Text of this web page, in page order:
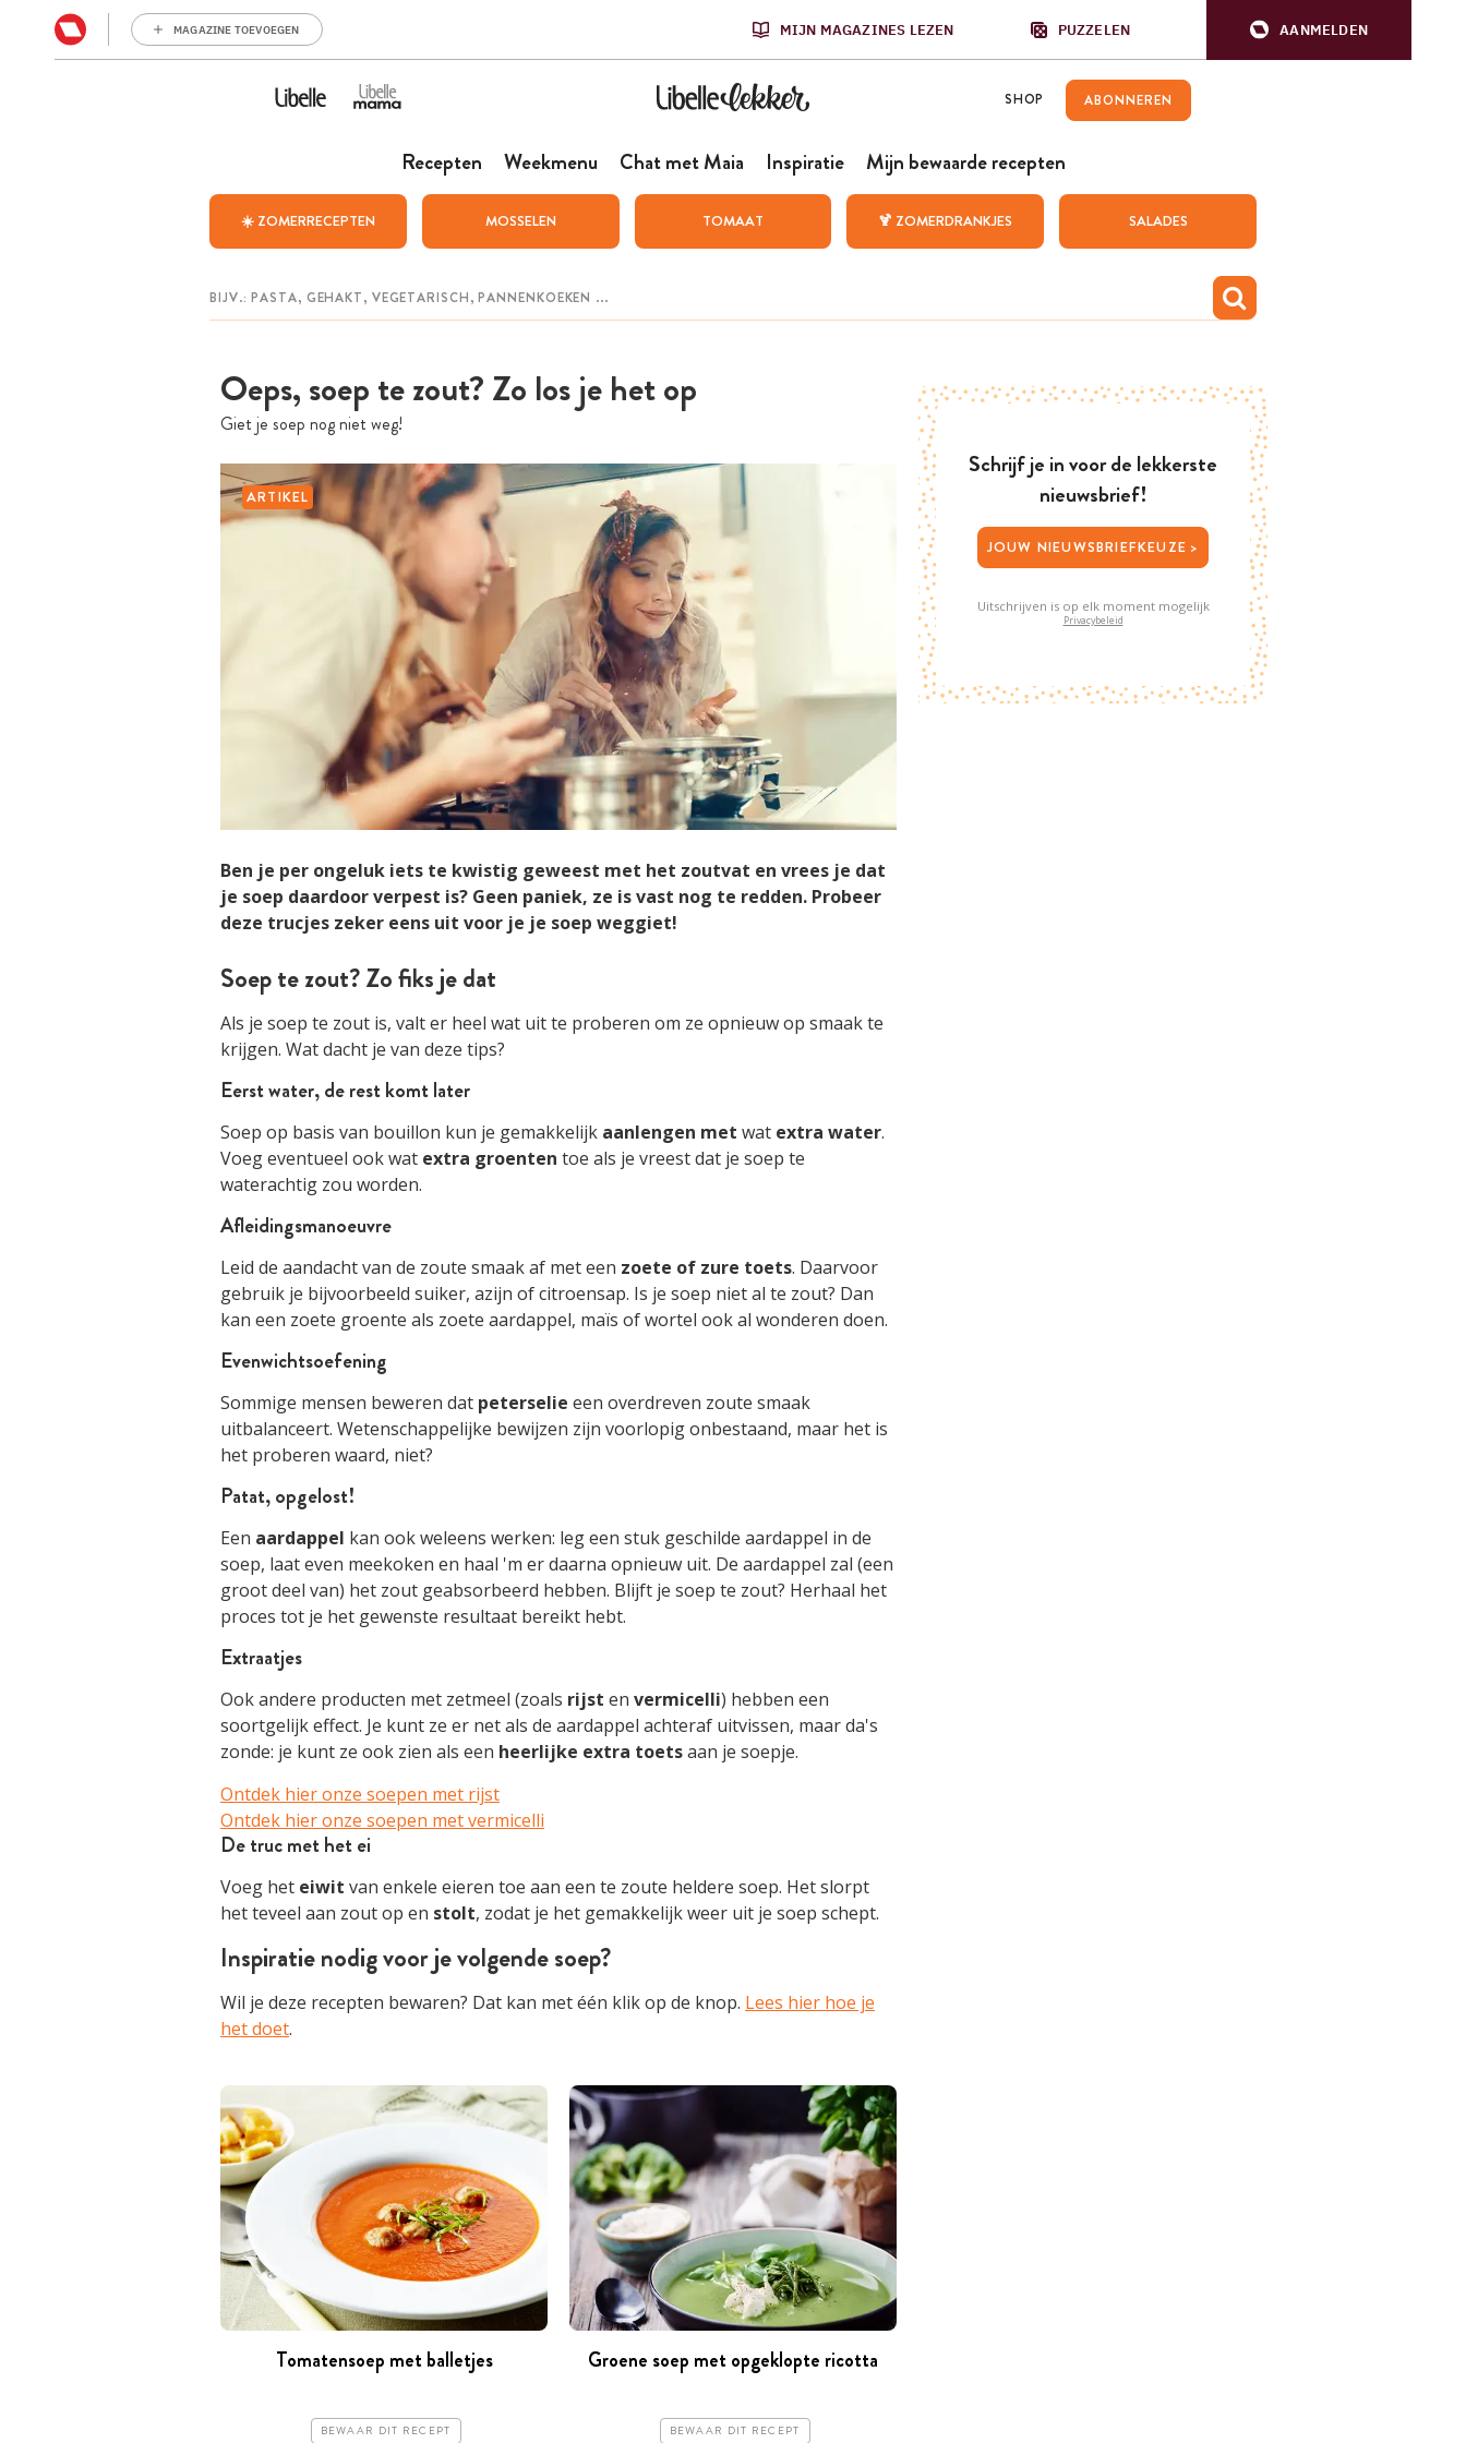
MAGAZINE TOEVOEGEN MIJN MAGAZINES LEZEN PUZZELEN AANMELDEN
SHOP ABONNEREN
Recepten Weekmenu Chat met Maia Inspiratie Mijn bewaarde recepten
☀️ ZOMERRECEPTEN MOSSELEN TOMAAT 🍹 ZOMERDRANKJES SALADES
Oeps, soep te zout? Zo los je het op
Giet je soep nog niet weg!
ARTIKEL
Ben je per ongeluk iets te kwistig geweest met het zoutvat en vrees je dat
je soep daardoor verpest is? Geen paniek, ze is vast nog te redden. Probeer
deze trucjes zeker eens uit voor je je soep weggiet!
Soep te zout? Zo fiks je dat
Als je soep te zout is, valt er heel wat uit te proberen om ze opnieuw op smaak te
krijgen. Wat dacht je van deze tips?
Eerst water, de rest komt later
Soep op basis van bouillon kun je gemakkelijk aanlengen met wat extra water.
Voeg eventueel ook wat extra groenten toe als je vreest dat je soep te
waterachtig zou worden.
Afleidingsmanoeuvre
Leid de aandacht van de zoute smaak af met een zoete of zure toets. Daarvoor
gebruik je bijvoorbeeld suiker, azijn of citroensap. Is je soep niet al te zout? Dan
kan een zoete groente als zoete aardappel, maïs of wortel ook al wonderen doen.
Evenwichtsoefening
Sommige mensen beweren dat peterselie een overdreven zoute smaak
uitbalanceert. Wetenschappelijke bewijzen zijn voorlopig onbestaand, maar het is
het proberen waard, niet?
Patat, opgelost!
Een aardappel kan ook weleens werken: leg een stuk geschilde aardappel in de
soep, laat even meekoken en haal 'm er daarna opnieuw uit. De aardappel zal (een
groot deel van) het zout geabsorbeerd hebben. Blijft je soep te zout? Herhaal het
proces tot je het gewenste resultaat bereikt hebt.
Extraatjes
Ook andere producten met zetmeel (zoals rijst en vermicelli) hebben een
soortgelijk effect. Je kunt ze er net als de aardappel achteraf uitvissen, maar da's
zonde: je kunt ze ook zien als een heerlijke extra toetsaan je soepje.
Ontdek hier onze soepen met rijst
Ontdek hier onze soepen met vermicelli
De truc met het ei
Voeg het eiwit van enkele eieren toe aan een te zoute heldere soep. Het slorpt
het teveel aan zout op en stolt, zodat je het gemakkelijk weer uit je soep schept.
Inspiratie nodig voor je volgende soep?
Wil je deze recepten bewaren? Dat kan met één klik op de knop. Lees hier hoe je
het doet.
Tomatensoep met balletjes
BEWAAR DIT RECEPT
Groene soep met opgeklopte ricotta
BEWAAR DIT RECEPT
Schrijf je in voor de lekkerste
nieuwsbrief!
JOUW NIEUWSBRIEFKEUZE >
Uitschrijven is op elk moment mogelijk
Privacybeleid